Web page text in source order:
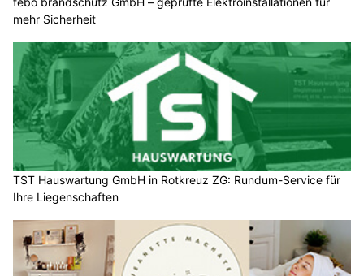
mehr Sicherheit
TST Hauswartung GmbH in Rotkreuz ZG: Rundum-Service für
Ihre Liegenschaften